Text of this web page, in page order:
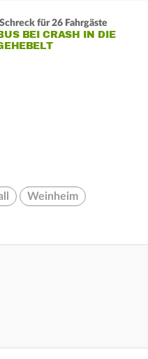
für 26 Fahrgäste
BEI CRASH IN DIE
Weinheim